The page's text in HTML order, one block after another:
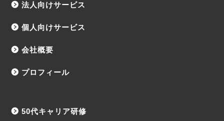
法人向けサービス
個人向けサービス
会社概要
プロフィール
50代キャリア研修